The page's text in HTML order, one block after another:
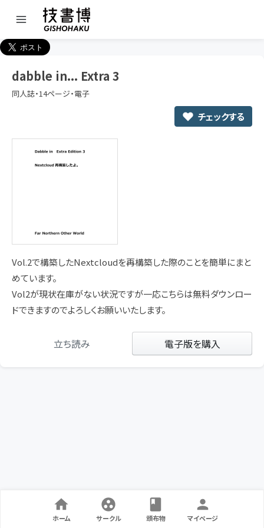
dabble in... Extra 3
同人誌・14ページ・電子
チェックする
Vol.2で構築したNextcloudを再構築した際のことを簡単にまと
めています。
Vol2が現状在庫がない状況ですが一応こちらは無料ダウンロー
ドできますのでよろしくお願いいたします。
立ち読み 電子版を購入
ホーム サークル 頒布物 マイページ